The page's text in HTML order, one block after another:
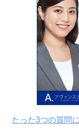
たった3つの質問